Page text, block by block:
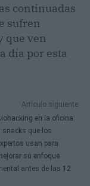
continuadas
sufren
que ven
día por esta
Artículo siguiente
en la oficina:
snacks que los
usan para
su enfoque
antes de las 12